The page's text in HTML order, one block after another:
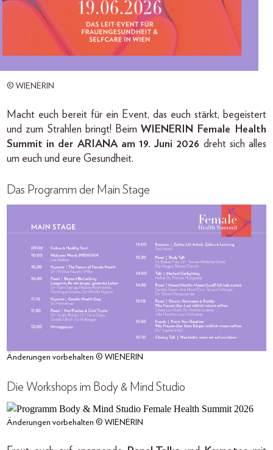
© WIENERIN
Macht euch bereit für ein Event, das euch stärkt, begeistert
und zum Strahlen bringt! BeimWIENERIN Female Health
Summit in der ARIANA am 19. Juni 2026 dreht sich alles
um euch und eure Gesundheit.
Das Programm der Main Stage
Änderungen vorbehalten © WIENERIN
Die Workshops im Body & Mind Studio
Änderungen vorbehalten © WIENERIN